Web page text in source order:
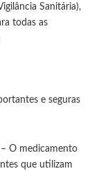
Sanitária),
todas as
e seguras
– O medicamento
que utilizam